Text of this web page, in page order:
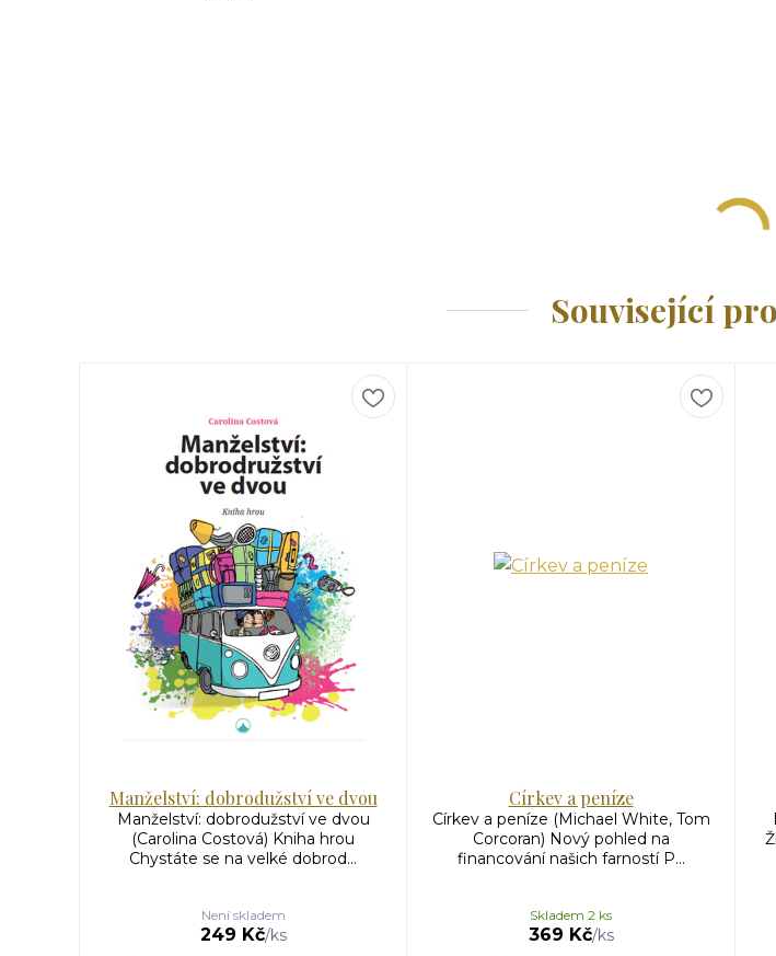
Související
Manželství: dobrodužství ve dvou
Manželství: dobrodužství ve dvou
(Carolina Costová) Kniha hrou
Chystáte se na velké dobrod...
249 Kč/ks
Není skladem
Církev a peníze
Církev a peníze (Michael White, Tom
Corcoran) Nový pohled na
financování našich farností P...
369 Kč/ks
Skladem 2 ks